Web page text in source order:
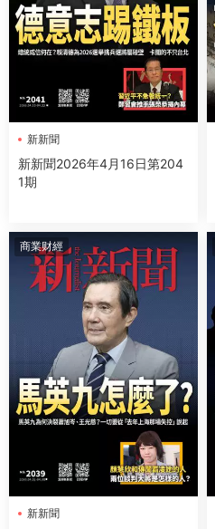
新新聞
新新聞2026年4月16日第204
1期
商業财經
新新聞